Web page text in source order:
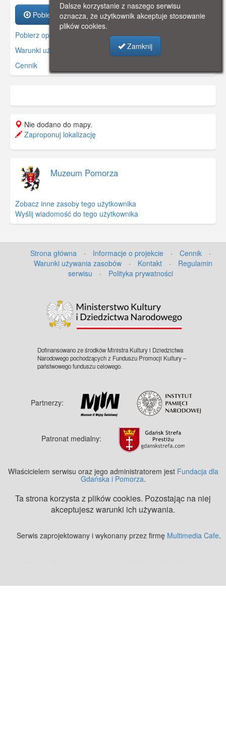
Pobierz zasób
Pobierz opis
Warunki używania zasobów.
Cennik
Nie dodano do mapy.
Zaproponuj lokalizację
Muzeum Pomorza
Zobacz inne zasoby tego użytkownika
Wyślij wiadomość do tego użytkownika
Strona główna · Informacje o projekcie · Cennik
·
Warunki używania zasobów
· Kontakt ·
Regulamin
serwisu
· Polityka prywatności
Dofinansowano ze środków Ministra Kultury i Dziedzictwa
Narodowego pochodzących z Funduszu Promocji Kultury –
państwowego funduszu celowego.
Partnerzy:
Patronat medialny:
Właścicielem serwisu oraz jego administratorem jest Fundacja dla
Gdańska i Pomorza.
Ta strona korzysta z plików cookies. Pozostając na niej
akceptujesz warunki ich używania.
Serwis zaprojektowany i wykonany przez firmę Multimedia Cafe.
Dalsze korzystanie z naszego serwisu
oznacza, że użytkownik akceptuje stosowanie
plików cookies.
Zamknij